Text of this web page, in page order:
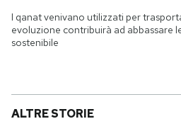
I qanat venivano utilizzati per
evoluzione contribuirà ad abbassare
sostenibile
ALTRE STORIE